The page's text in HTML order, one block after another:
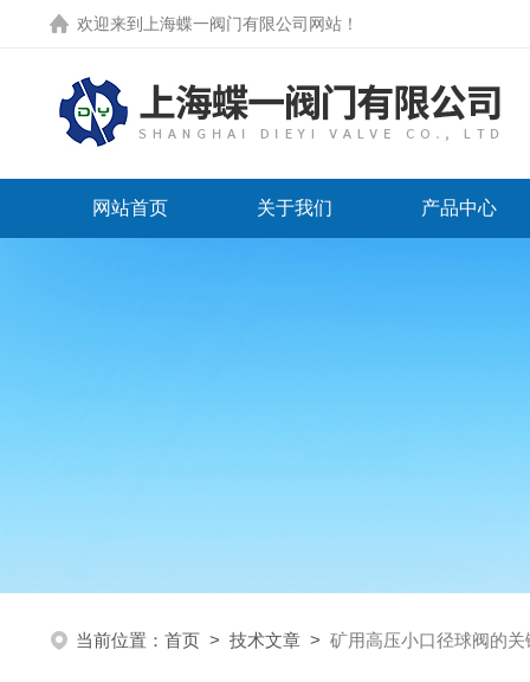
欢迎来到 上海蝶一阀门有限公司网站 ！
网站首页 关于我们 产品中心
当前位置： 首页 > 技术文章 > 矿用高压小口径球阀的